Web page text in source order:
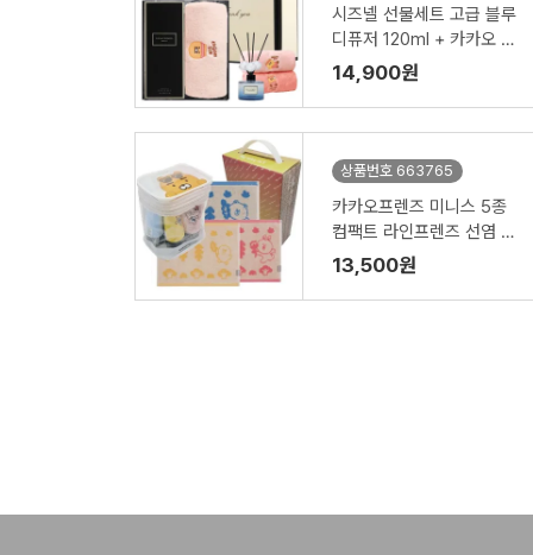
시즈넬 선물세트 고급 블루
디퓨저 120ml + 카카오 코
마사 40수타올
14,900원
상품번호 663765
카카오프렌즈 미니스 5종
컴팩트 라인프렌즈 선염 핸
드타올 2종
13,500원